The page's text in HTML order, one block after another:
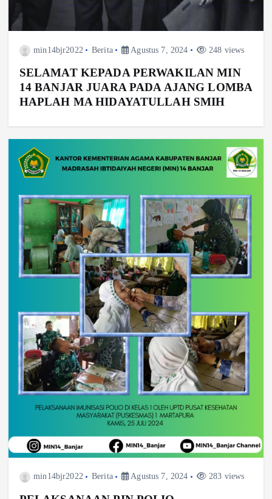
min14bjr2022 Berita Agustus 7, 2024 248 views
SELAMAT KEPADA PERWAKILAN MIN
14 BANJAR JUARA PADA AJANG LOMBA
HAPLAH MA HIDAYATULLAH SMIH
min14bjr2022 Berita Agustus 7, 2024 283 views